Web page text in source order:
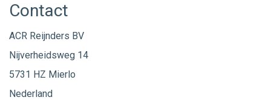
Contact
ACR Reijnders BV
Nijverheidsweg 14
5731 HZ Mierlo
Nederland